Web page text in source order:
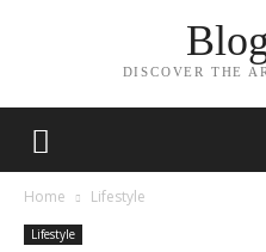
DISCOVER THE
Home Lifestyle
Lifestyle